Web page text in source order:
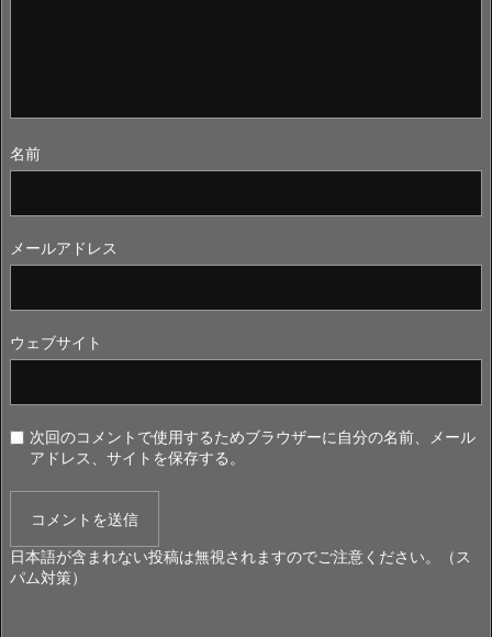
名前
メールアドレス
ウェブサイト
次回のコメントで使用するためブラウザーに自分の名前、メール
アドレス、サイトを保存する。
日本語が含まれない投稿は無視されますのでご注意ください。（ス
パム対策）